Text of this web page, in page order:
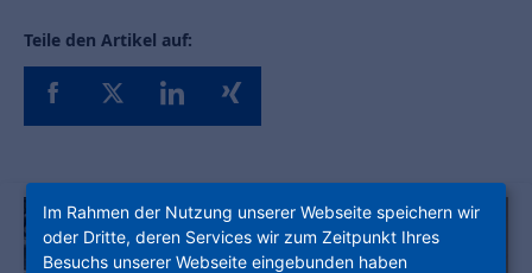
Teile den Artikel auf:
Im Rahmen der Nutzung unserer Webseite speichern wir
oder Dritte, deren Services wir zum Zeitpunkt Ihres
Besuchs unserer Webseite eingebunden haben